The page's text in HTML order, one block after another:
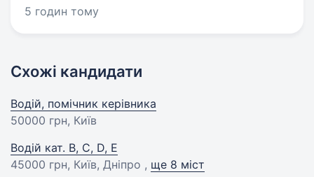
5 годин тому
Схожі кандидати
Водій, помічник керівника
50000 грн, Київ
Водій кат. B, C, D, E
45000 грн, Київ, Дніпро , ще 8 міст